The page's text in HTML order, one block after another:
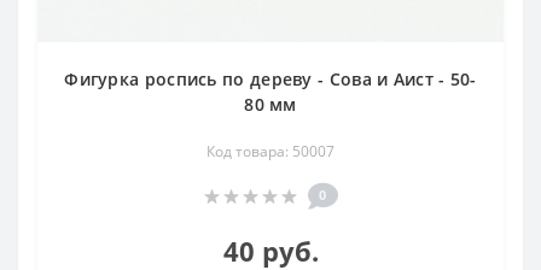
Фигурка роспись по дереву - Сова и Аист - 50-
80 мм
Код товара: 50007
0
40 руб.